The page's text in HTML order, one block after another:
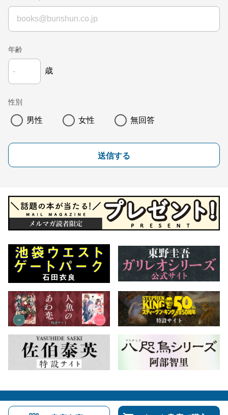
年齢
歳
性別
男性 女性 無回答
送信する
会社概要 自費出版のご案内 お問合せ